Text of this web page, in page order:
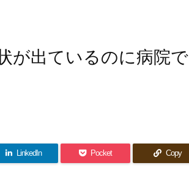
が出ているのに病院で
LinkedIn Pocket Copy